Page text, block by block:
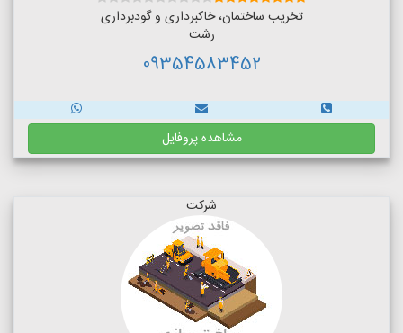
تخریب ساختمان، خاکبرداری و گودبرداری
رشت
09354583452
مشاهده پروفایل
شرکت